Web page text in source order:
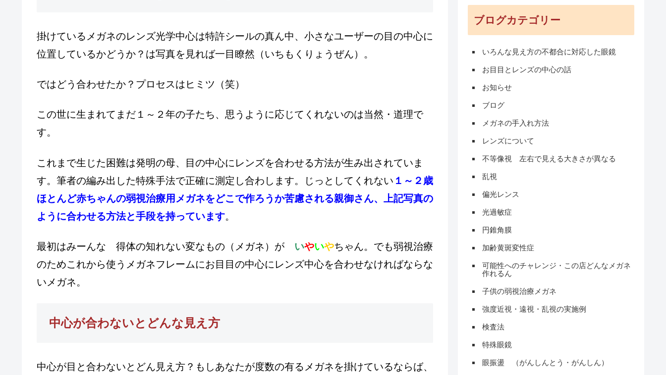
掛けているメガネのレンズ光学中心は特許シールの真ん中、小さなユーザーの目の中心に
位置しているかどうか？は写真を見れば一目瞭然（いちもくりょうぜん）。
ではどう合わせたか？プロセスはヒミツ（笑）
この世に生まれてまだ１～２年の子たち、思うように応じてくれないのは当然・道理で
す。
これまで生じた困難は発明の母、目の中心にレンズを合わせる方法が生み出されていま
す。筆者の編み出した特殊手法で正確に測定し合わします。じっとしてくれない １～２歳
ほとんど赤ちゃんの弱視治療用メガネをどこで作ろうか苦慮される親御さん、上記写真の
ように合わせる方法と手段を持っています。
最初はみーんな 得体の知れない変なもの（メガネ）が いやいやちゃん。でも弱視治療
のためこれから使うメガネフレームにお目目の中心にレンズ中心を合わせなければならな
いメガネ。
中心が合わないとどんな見え方
中心が目と合わないとどん見え方？もしあなたが度数の有るメガネを掛けているならば、
ブログカテゴリー
いろんな見え方の不都合に対応した眼鏡
お目目とレンズの中心の話
お知らせ
ブログ
メガネの手入れ方法
レンズについて
不等像視 左右で見える大きさが異なる
乱視
偏光レンス
光過敏症
円錐角膜
加齢黄斑変性症
可能性へのチャレンジ・この店どんなメガネ
作れるん
子供の弱視治療メガネ
強度近視・遠視・乱視の実施例
検査法
特殊眼鏡
眼振盪 （がんしんとう・がんしん）